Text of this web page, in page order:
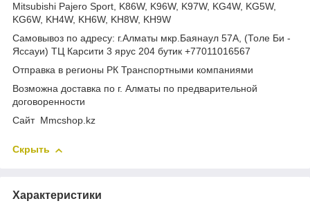
Mitsubishi Pajero Sport, K86W, K96W, K97W, KG4W, KG5W,
KG6W, KH4W, KH6W, KH8W, KH9W
Самовывоз по адресу: г.Алматы мкр.Баянаул 57А, (Толе Би -
Яссауи) ТЦ Карсити 3 ярус 204 бутик +77011016567
Отправка в регионы РК Транспортными компаниями
Возможна доставка по г. Алматы по предварительной
договоренности
Cайт Mmcshop.kz
Скрыть
Характеристики